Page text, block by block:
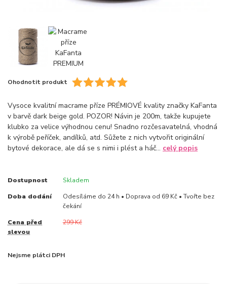
Ohodnotit produkt
Vysoce kvalitní macrame příze PRÉMIOVÉ kvality značky KaFanta
v barvě dark beige gold. POZOR! Návin je 200m, takže kupujete
klubko za velice výhodnou cenu! Snadno rozčesavatelná, vhodná
k výrobě peříček, andílků, atd. Sůžete z nich vytvořit originální
bytové dekorace, ale dá se s nimi i plést a háč... celý popis
Dostupnost Skladem
Doba dodání
Odesíláme do 24 h • Doprava od 69 Kč • Tvořte bez
čekání
Cena před
slevou
299 Kč
Nejsme plátci DPH